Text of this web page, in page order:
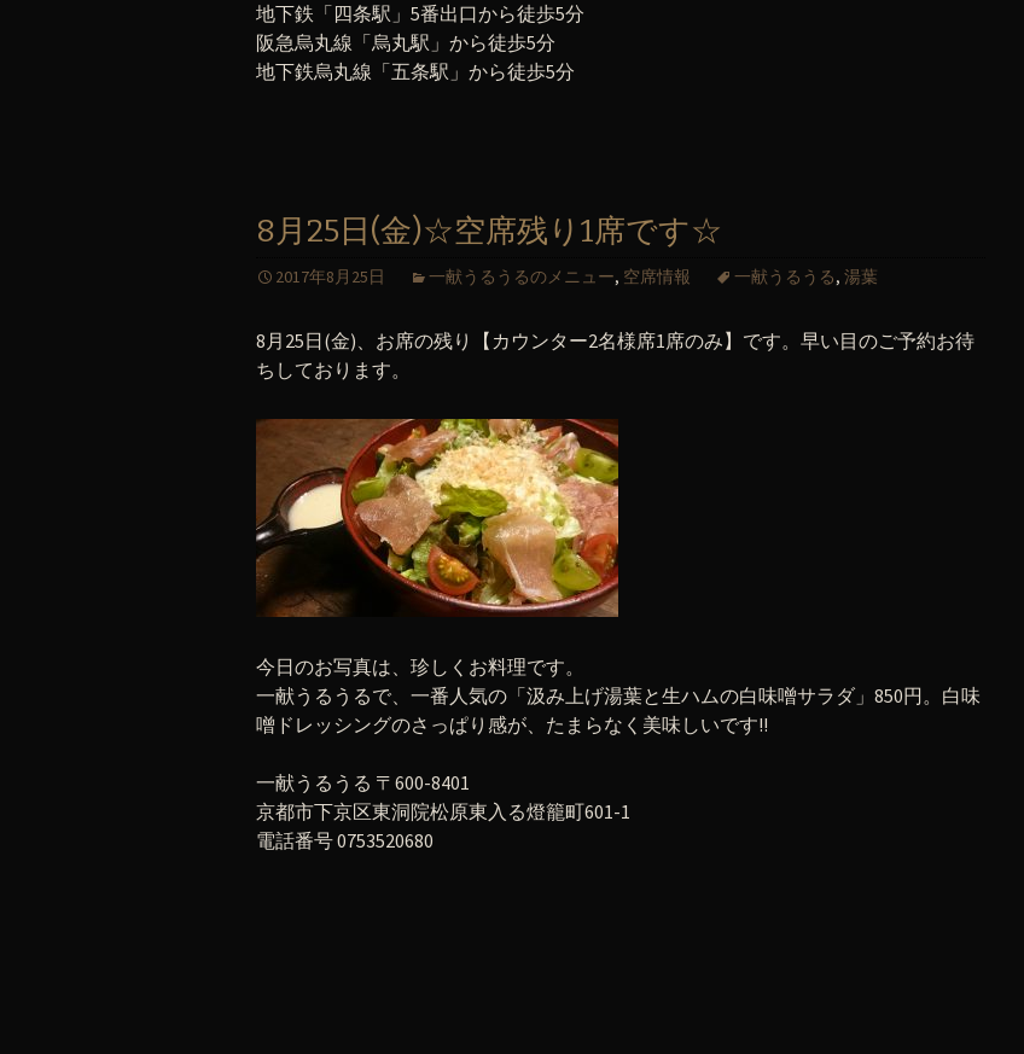
地下鉄「四条駅」5番出口から徒歩5分
阪急烏丸線「烏丸駅」から徒歩5分
地下鉄烏丸線「五条駅」から徒歩5分
8月25日(金)☆空席残り1席です☆
2017年8月25日 一献うるうるのメニュー, 空席情報 一献うるうる, 湯葉
8月25日(金)、お席の残り【カウンター2名様席1席のみ】です。早い目のご予約お待
ちしております。
今日のお写真は、珍しくお料理です。
一献うるうるで、一番人気の「汲み上げ湯葉と生ハムの白味噌サラダ」850円。白味
噌ドレッシングのさっぱり感が、たまらなく美味しいです!!
一献うるうる 〒600-8401
京都市下京区東洞院松原東入る燈籠町601-1
電話番号 0753520680